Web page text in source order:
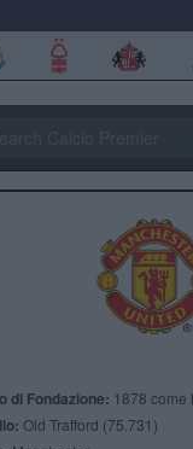
di Fondazione: 1878 come
Old Trafford (75.731)